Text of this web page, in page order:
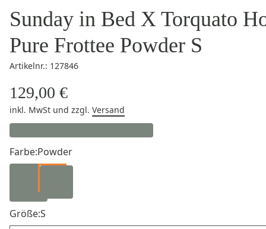
Sunday in Bed X Torquato
Pure Frottee Powder S
Artikelnr.: 127846
129,00 €
inkl. MwSt und zzgl. Versand
Farbe:Powder
Größe:S